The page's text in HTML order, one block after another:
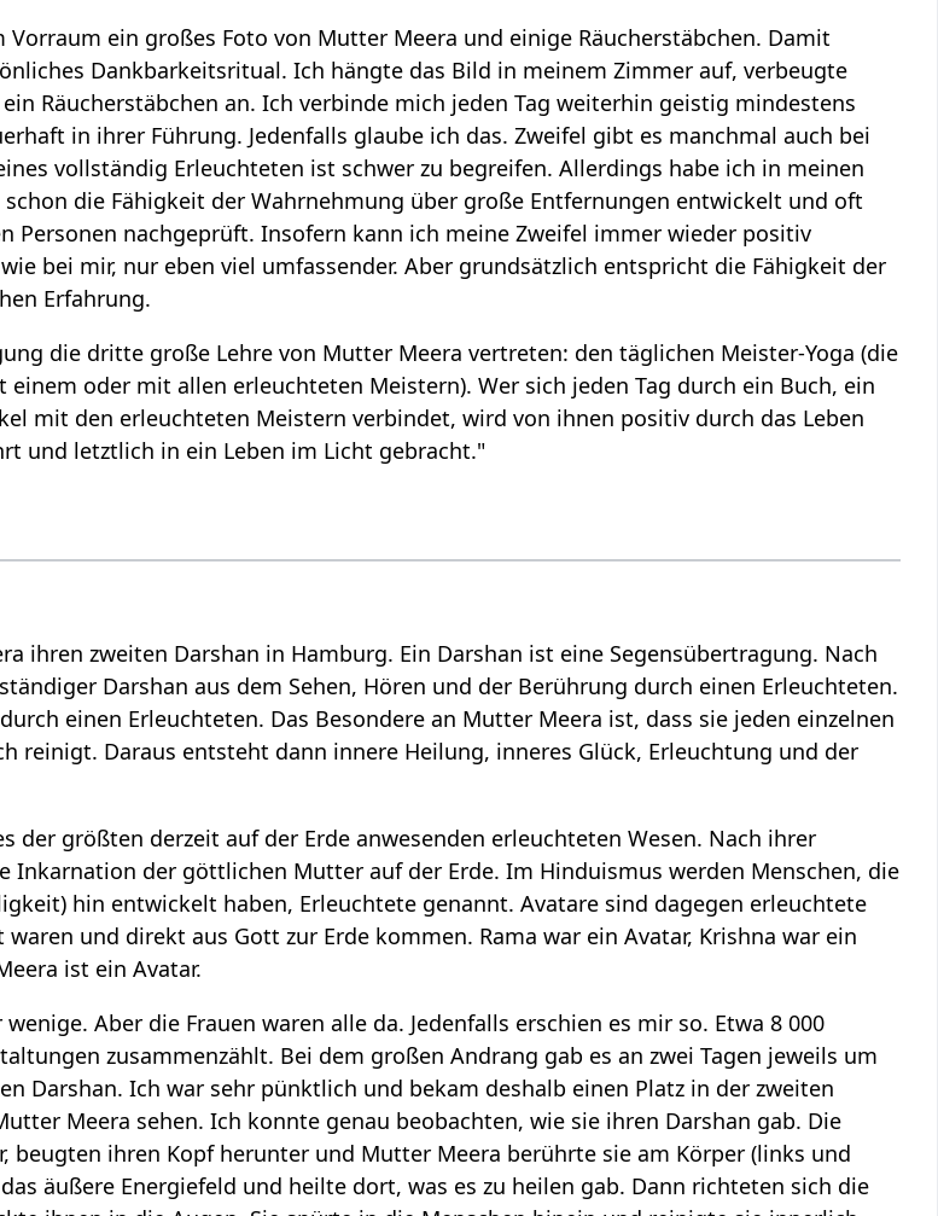
ein großes Foto von Mutter Meera und einige Räucherstäbchen. Damit
Dankbarkeitsritual. Ich hängte das Bild in meinem Zimmer auf, verbeugte
Räucherstäbchen an. Ich verbinde mich jeden Tag weiterhin geistig mindestens
in ihrer Führung. Jedenfalls glaube ich das. Zweifel gibt es manchmal auch bei
vollständig Erleuchteten ist schwer zu begreifen. Allerdings habe ich in meinen
schon die Fähigkeit der Wahrnehmung über große Entfernungen entwickelt und oft
Personen nachgeprüft. Insofern kann ich meine Zweifel immer wieder positiv
bei mir, nur eben viel umfassender. Aber grundsätzlich entspricht die Fähigkeit der
Erfahrung.
die dritte große Lehre von Mutter Meera vertreten: den täglichen Meister-Yoga (die
oder mit allen erleuchteten Meistern). Wer sich jeden Tag durch ein Buch, ein
mit den erleuchteten Meistern verbindet, wird von ihnen positiv durch das Leben
und letztlich in ein Leben im Licht gebracht."
ihren zweiten Darshan in Hamburg. Ein Darshan ist eine Segensübertragung. Nach
Darshan aus dem Sehen, Hören und der Berührung durch einen Erleuchteten.
einen Erleuchteten. Das Besondere an Mutter Meera ist, dass sie jeden einzelnen
reinigt. Daraus entsteht dann innere Heilung, inneres Glück, Erleuchtung und der
der größten derzeit auf der Erde anwesenden erleuchteten Wesen. Nach ihrer
Inkarnation der göttlichen Mutter auf der Erde. Im Hinduismus werden Menschen, die
hin entwickelt haben, Erleuchtete genannt. Avatare sind dagegen erleuchtete
und direkt aus Gott zur Erde kommen. Rama war ein Avatar, Krishna war ein
ist ein Avatar.
Aber die Frauen waren alle da. Jedenfalls erschien es mir so. Etwa 8 000
zusammenzählt. Bei dem großen Andrang gab es an zwei Tagen jeweils um
Darshan. Ich war sehr pünktlich und bekam deshalb einen Platz in der zweiten
Meera sehen. Ich konnte genau beobachten, wie sie ihren Darshan gab. Die
beugten ihren Kopf herunter und Mutter Meera berührte sie am Körper (links und
äußere Energiefeld und heilte dort, was es zu heilen gab. Dann richteten sich die